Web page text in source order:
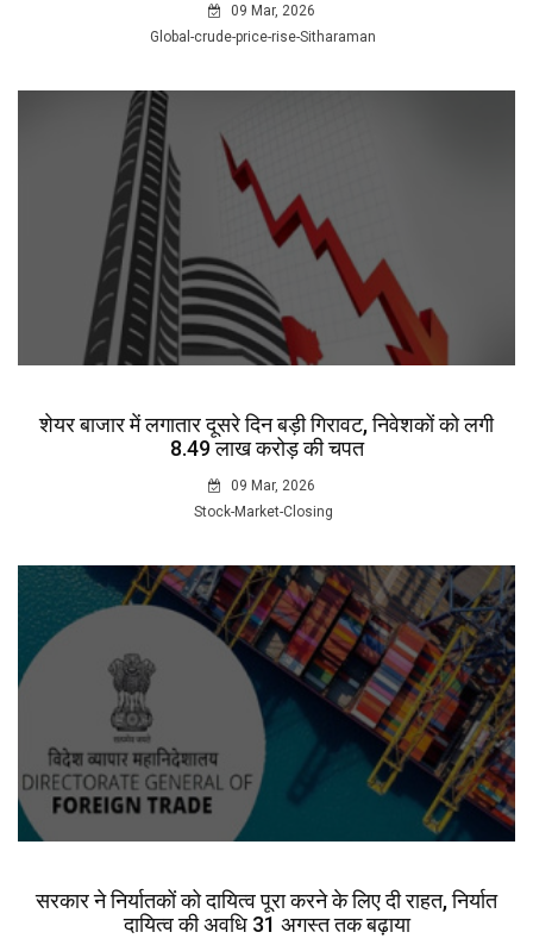
09 Mar, 2026
Global-crude-price-rise-Sitharaman
शेयर बाजार में लगातार दूसरे दिन बड़ी गिरावट, निवेशकों को लगी
8.49 लाख करोड़ की चपत
09 Mar, 2026
Stock-Market-Closing
सरकार ने निर्यातकों को दायित्व पूरा करने के लिए दी राहत, निर्यात
दायित्व की अवधि 31 अगस्त तक बढ़ाया